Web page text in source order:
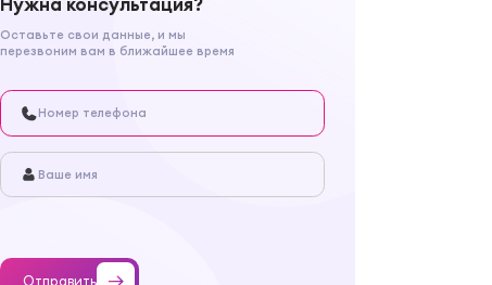
Нужна консультация?
Оставьте свои данные, и мы
перезвоним вам в ближайшее время
Отправить